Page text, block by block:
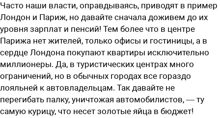
Часто наши власти, оправдываясь, приводят в пример
Лондон и Париж, но давайте сначала доживем до их
уровня зарплат и пенсий! Тем более что в центре
Парижа нет жителей, только офисы и гостиницы, а в
сердце Лондона покупают квартиры исключительно
миллионеры. Да, в туристических центрах много
ограничений, но в обычных городах все гораздо
лояльней к автовладельцам. Так давайте не
перегибать палку, уничтожая автомобилистов, — ту
самую курицу, что несет золотые яйца в бюджет!